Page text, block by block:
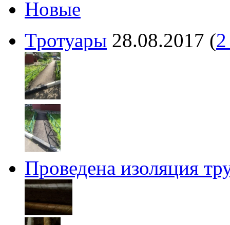
Новые
Тротуары 28.08.2017 (
Проведена изоляция